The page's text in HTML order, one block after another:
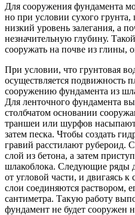
Для сооружения фундамента
но при условии сухого
низкий уровень залегания, а
незначительную глубину.
сооружать на почве из глины,
При условии, что грунтовая
осуществляется подвижность
сооружению фундамента из
Для ленточного фундамента
столбчатом основании
траншеи или шурфов
затем песка. Чтобы создать
гравий расстилают рубероид.
слой из бетона, а затем
шлакоблока. Следующие ряды
от угловой части, и двигаясь
слои соединяются раствором,
сантиметра. Такую работу
фундамент не будет сооружен